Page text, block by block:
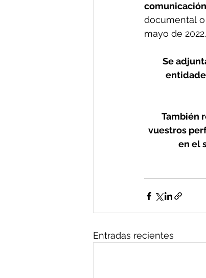
comunicación
documental
mayo de 2022.
Se
También
vuestros
en el
Entradas recientes